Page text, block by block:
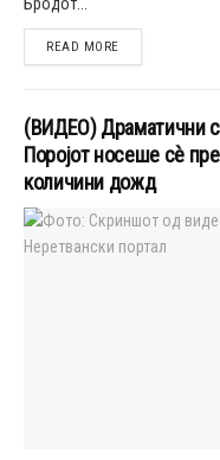
READ MOREDETAILS
(ВИДЕО) Драматични
Поројот носеше сè
количини дожд